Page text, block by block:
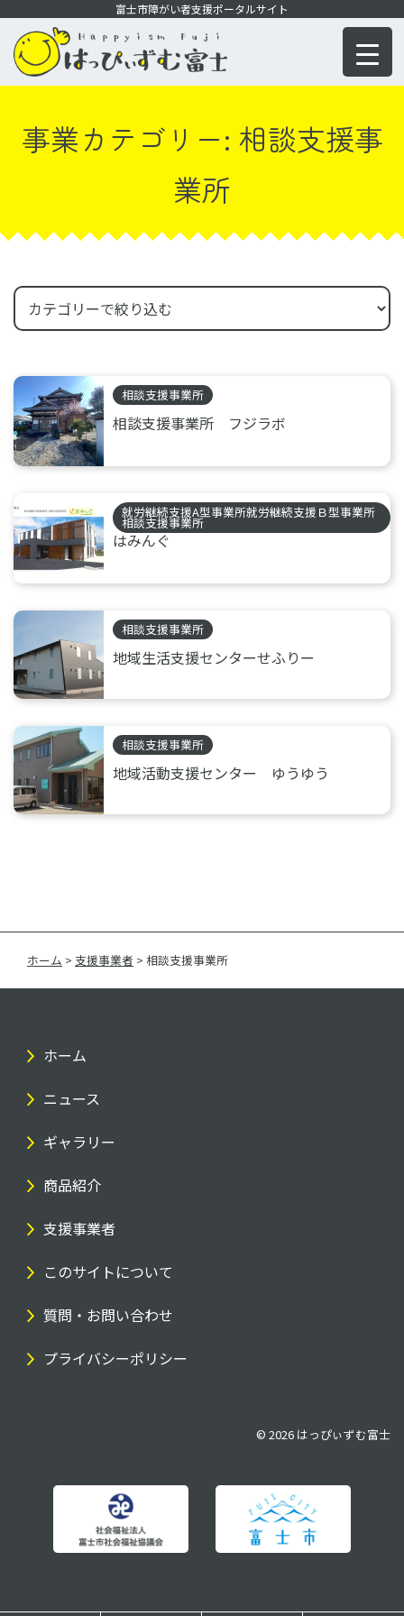
ン
富士市障がい者支援ポータルサイト
事業カテゴリー: 相談支援事
業所
相談支援事業所
相談支援事業所 フジラボ
就労継続支援A型事業所就労継続支援Ｂ型事業所
相談支援事業所
はみんぐ
相談支援事業所
地域生活支援センターせふりー
相談支援事業所
地域活動支援センター ゆうゆう
ホーム > 支援事業者 > 相談支援事業所
ホーム
ニュース
ギャラリー
商品紹介
支援事業者
このサイトについて
質問・お問い合わせ
プライバシーポリシー
© 2026 はっぴぃずむ富士